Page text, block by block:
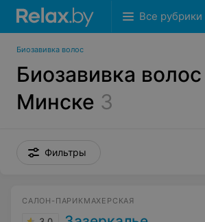
Все рубрики
Биозавивка волос
Биозавивка
Минске 3
Фильтры
САЛОН-ПАРИКМАХЕРСКАЯ